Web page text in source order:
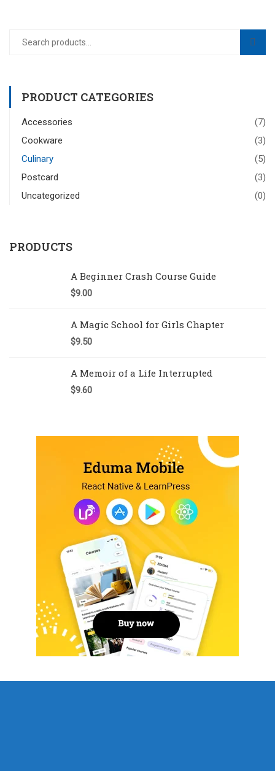
PRODUCT CATEGORIES
Accessories
(7)
Cookware
(3)
Culinary
(5)
Postcard
(3)
Uncategorized
(0)
PRODUCTS
A Beginner Crash Course Guide
$9.00
A Magic School for Girls Chapter
$9.50
A Memoir of a Life Interrupted
$9.60